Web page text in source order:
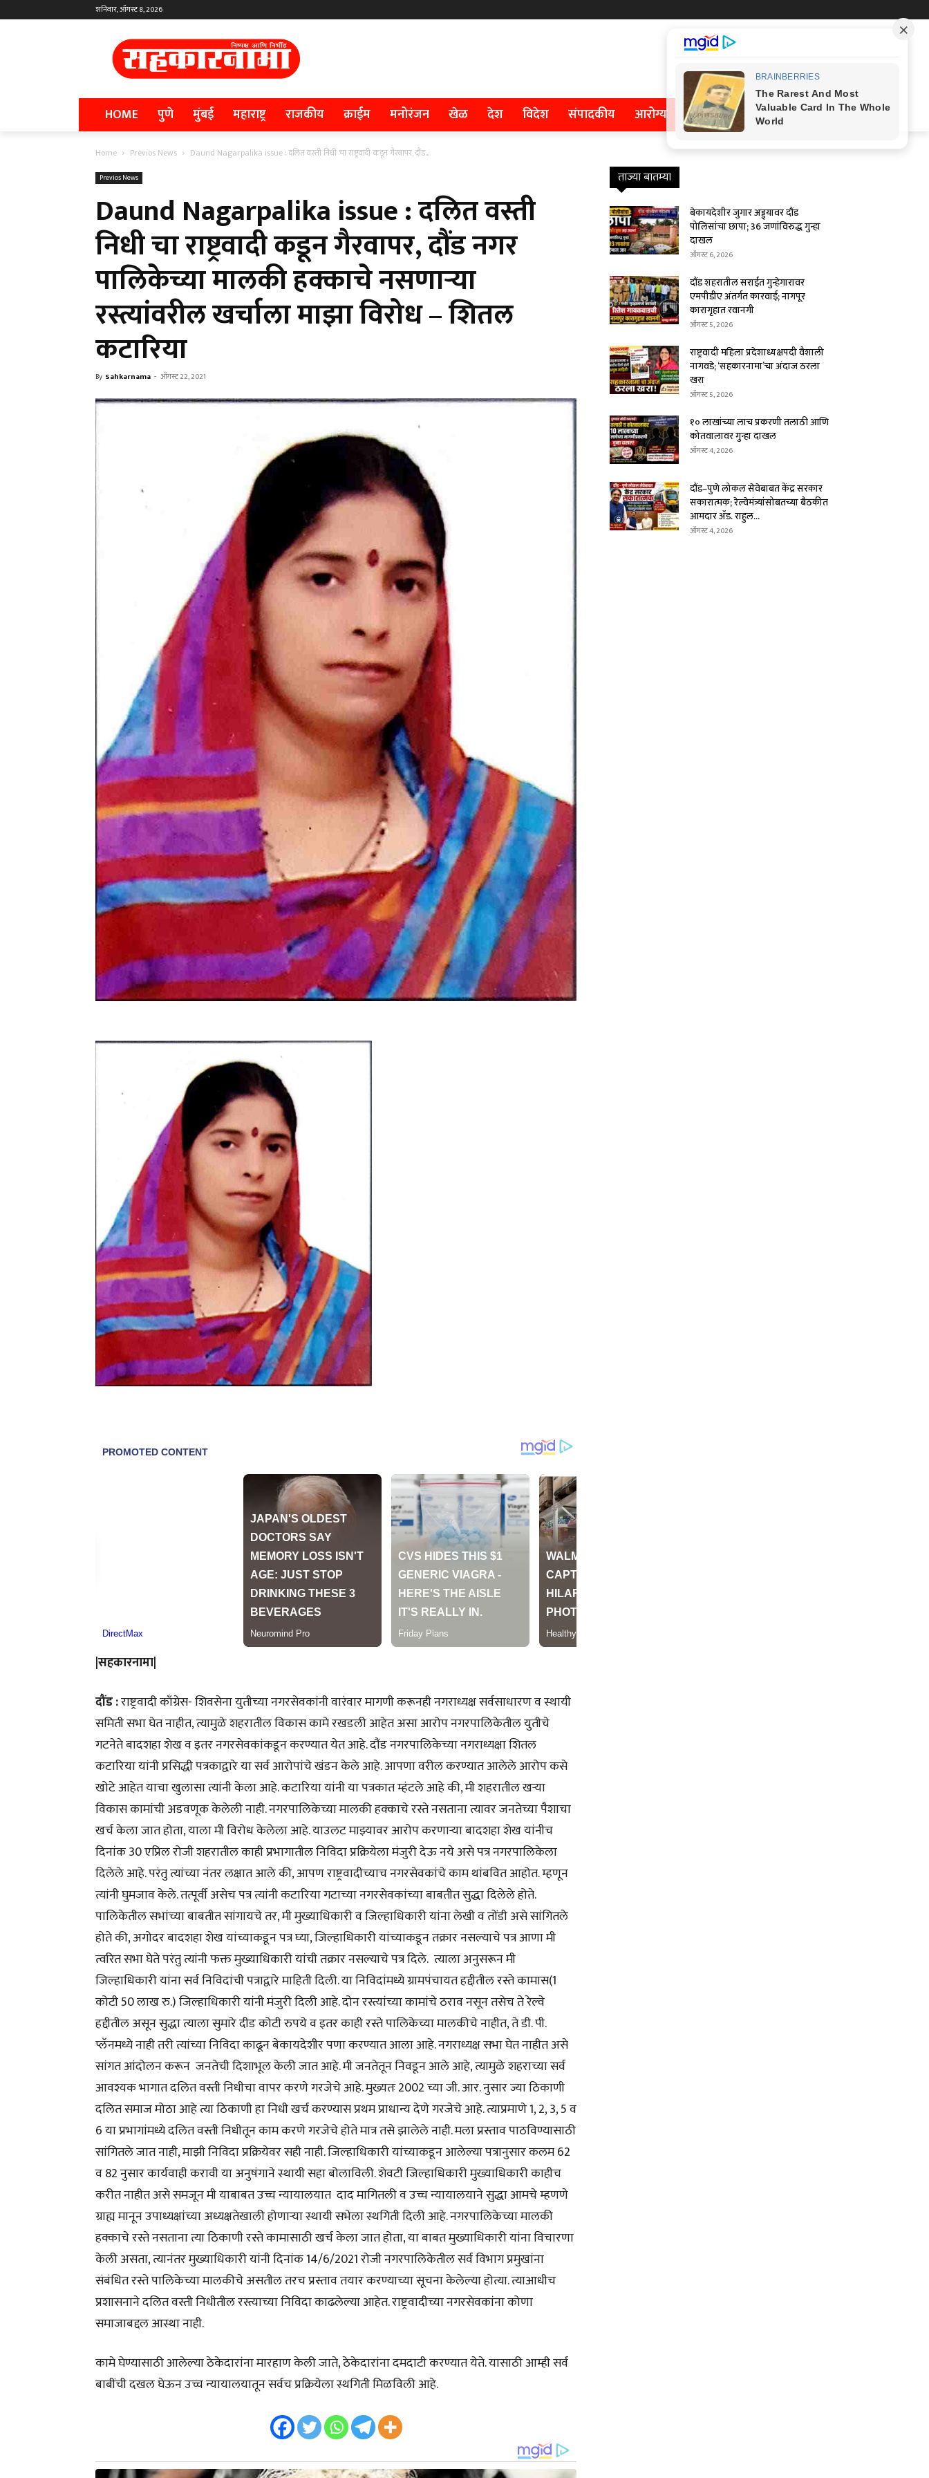
शनिवार, ऑगस्ट 8, 2026
HOME पुणे मुंबई महाराष्ट्र राजकीय क्राईम मनोरंजन खेळ देश विदेश संपादकीय आरोग्य
Home Previos News Daund Nagarpalika issue : दलित वस्ती निधी चा राष्ट्रवादी कडून गैरवापर, दौंड...
Previos News
Daund Nagarpalika issue : दलित वस्ती
निधी चा राष्ट्रवादी कडून गैरवापर, दौंड नगर
पालिकेच्या मालकी हक्काचे नसणाऱ्या
रस्त्यांवरील खर्चाला माझा विरोध – शितल
कटारिया
By Sahkarnama - ऑगस्ट 22, 2021
|सहकारनामा|
दौंड :राष्ट्रवादी काँग्रेस- शिवसेना युतीच्या नगरसेवकांनी वारंवार मागणी करूनही नगराध्यक्ष सर्वसाधारण व स्थायी
समिती सभा घेत नाहीत, त्यामुळे शहरातील विकास कामे रखडली आहेत असा आरोप नगरपालिकेतील युतीचे
गटनेते बादशहा शेख व इतर नगरसेवकांकडून करण्यात येत आहे. दौंड नगरपालिकेच्या नगराध्यक्षा शितल
कटारिया यांनी प्रसिद्धी पत्रकाद्वारे या सर्व आरोपांचे खंडन केले आहे. आपणा वरील करण्यात आलेले आरोप कसे
खोटे आहेत याचा खुलासा त्यांनी केला आहे. कटारिया यांनी या पत्रकात म्हंटले आहे की, मी शहरातील खऱ्या
विकास कामांची अडवणूक केलेली नाही. नगरपालिकेच्या मालकी हक्काचे रस्ते नसताना त्यावर जनतेच्या पैशाचा
खर्च केला जात होता, याला मी विरोध केलेला आहे. याउलट माझ्यावर आरोप करणाऱ्या बादशहा शेख यांनीच
दिनांक 30 एप्रिल रोजी शहरातील काही प्रभागातील निविदा प्रक्रियेला मंजुरी देऊ नये असे पत्र नगरपालिकेला
दिलेले आहे. परंतु त्यांच्या नंतर लक्षात आले की, आपण राष्ट्रवादीच्याच नगरसेवकांचे काम थांबवित आहोत. म्हणून
त्यांनी घुमजाव केले. तत्पूर्वी असेच पत्र त्यांनी कटारिया गटाच्या नगरसेवकांच्या बाबतीत सुद्धा दिलेले होते.
पालिकेतील सभांच्या बाबतीत सांगायचे तर, मी मुख्याधिकारी व जिल्हाधिकारी यांना लेखी व तोंडी असे सांगितले
होते की, अगोदर बादशहा शेख यांच्याकडून पत्र घ्या, जिल्हाधिकारी यांच्याकडून तक्रार नसल्याचे पत्र आणा मी
त्वरित सभा घेते परंतु त्यांनी फक्त मुख्याधिकारी यांची तक्रार नसल्याचे पत्र दिले. त्याला अनुसरून मी
जिल्हाधिकारी यांना सर्व निविदांची पत्राद्वारे माहिती दिली. या निविदांमध्ये ग्रामपंचायत हद्दीतील रस्ते कामास(1
कोटी 50 लाख रु.) जिल्हाधिकारी यांनी मंजुरी दिली आहे. दोन रस्त्यांच्या कामांचे ठराव नसून तसेच ते रेल्वे
हद्दीतील असून सुद्धा त्याला सुमारे दीड कोटी रुपये व इतर काही रस्ते पालिकेच्या मालकीचे नाहीत, ते डी. पी.
प्लॅनमध्ये नाही तरी त्यांच्या निविदा काढून बेकायदेशीर पणा करण्यात आला आहे. नगराध्यक्ष सभा घेत नाहीत असे
सांगत आंदोलन करून जनतेची दिशाभूल केली जात आहे. मी जनतेतून निवडून आले आहे, त्यामुळे शहराच्या सर्व
आवश्यक भागात दलित वस्ती निधीचा वापर करणे गरजेचे आहे. मुख्यतः 2002 च्या जी. आर. नुसार ज्या ठिकाणी
दलित समाज मोठा आहे त्या ठिकाणी हा निधी खर्च करण्यास प्रथम प्राधान्य देणे गरजेचे आहे. त्याप्रमाणे 1, 2, 3, 5 व
6 या प्रभागांमध्ये दलित वस्ती निधीतून काम करणे गरजेचे होते मात्र तसे झालेले नाही. मला प्रस्ताव पाठविण्यासाठी
सांगितले जात नाही, माझी निविदा प्रक्रियेवर सही नाही. जिल्हाधिकारी यांच्याकडून आलेल्या पत्रानुसार कलम 62
व 82 नुसार कार्यवाही करावी या अनुषंगाने स्थायी सहा बोलाविली. शेवटी जिल्हाधिकारी मुख्याधिकारी काहीच
करीत नाहीत असे समजून मी याबाबत उच्च न्यायालयात दाद मागितली व उच्च न्यायालयाने सुद्धा आमचे म्हणणे
ग्राह्य मानून उपाध्यक्षांच्या अध्यक्षतेखाली होणाऱ्या स्थायी सभेला स्थगिती दिली आहे. नगरपालिकेच्या मालकी
हक्काचे रस्ते नसताना त्या ठिकाणी रस्ते कामासाठी खर्च केला जात होता, या बाबत मुख्याधिकारी यांना विचारणा
केली असता, त्यानंतर मुख्याधिकारी यांनी दिनांक 14/6/2021 रोजी नगरपालिकेतील सर्व विभाग प्रमुखांना
संबंधित रस्ते पालिकेच्या मालकीचे असतील तरच प्रस्ताव तयार करण्याच्या सूचना केलेल्या होत्या. त्याआधीच
प्रशासनाने दलित वस्ती निधीतील रस्त्याच्या निविदा काढलेल्या आहेत. राष्ट्रवादीच्या नगरसेवकांना कोणा
समाजाबद्दल आस्था नाही.
कामे घेण्यासाठी आलेल्या ठेकेदारांना मारहाण केली जाते, ठेकेदारांना दमदाटी करण्यात येते. यासाठी आम्ही सर्व
बाबींची दखल घेऊन उच्च न्यायालयातून सर्वच प्रक्रियेला स्थगिती मिळविली आहे.
ताज्या बातम्या
बेकायदेशीर जुगार अड्ड्यावर दौंड
पोलिसांचा छापा; 36 जणांविरुद्ध गुन्हा
दाखल
ऑगस्ट 6, 2026
दौंड शहरातील सराईत गुन्हेगारावर
एमपीडीए अंतर्गत कारवाई; नागपूर
कारागृहात रवानगी
ऑगस्ट 5, 2026
राष्ट्रवादी महिला प्रदेशाध्यक्षपदी वैशाली
नागवडे; ‘सहकारनामा’चा अंदाज ठरला
खरा
ऑगस्ट 5, 2026
१० लाखांच्या लाच प्रकरणी तलाठी आणि
कोतवालावर गुन्हा दाखल
ऑगस्ट 4, 2026
दौंड–पुणे लोकल सेवेबाबत केंद्र सरकार
सकारात्मक; रेल्वेमंत्र्यांसोबतच्या बैठकीत
आमदार ॲड. राहुल...
ऑगस्ट 4, 2026